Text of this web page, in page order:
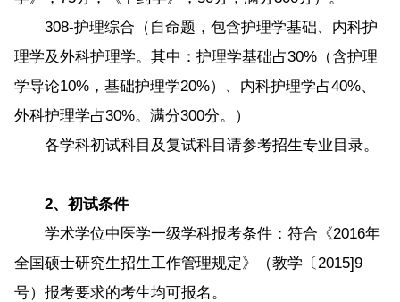
308-护理综合（自命题，包含护理学基础、内科护
理学及外科护理学。其中：护理学基础占30%（含护理
学导论10%，基础护理学20%）、内科护理学占40%、
外科护理学占30%。满分300分。）
各学科初试科目及复试科目请参考招生专业目录。
2、初试条件
学术学位中医学一级学科报考条件：符合《2016年
全国硕士研究生招生工作管理规定》（教学〔2015]9
号）报考要求的考生均可报名。